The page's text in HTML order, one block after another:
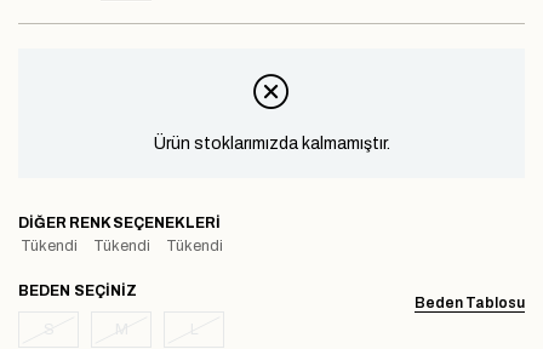
Ürün stoklarımızda kalmamıştır.
DIĞER RENK SEÇENEKLERI
Tükendi
Tükendi Tükendi
Beden Tablosu
BEDEN